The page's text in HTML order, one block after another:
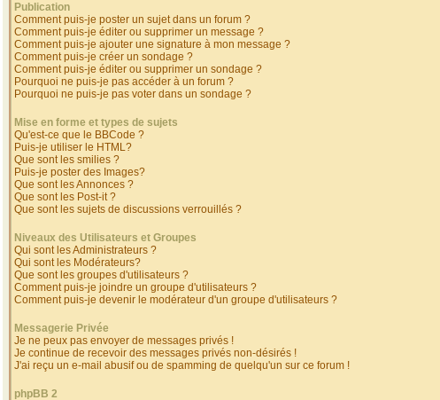
Publication
Comment puis-je poster un sujet dans un forum ?
Comment puis-je éditer ou supprimer un message ?
Comment puis-je ajouter une signature à mon message ?
Comment puis-je créer un sondage ?
Comment puis-je éditer ou supprimer un sondage ?
Pourquoi ne puis-je pas accéder à un forum ?
Pourquoi ne puis-je pas voter dans un sondage ?
Mise en forme et types de sujets
Qu'est-ce que le BBCode ?
Puis-je utiliser le HTML?
Que sont les smilies ?
Puis-je poster des Images?
Que sont les Annonces ?
Que sont les Post-it ?
Que sont les sujets de discussions verrouillés ?
Niveaux des Utilisateurs et Groupes
Qui sont les Administrateurs ?
Qui sont les Modérateurs?
Que sont les groupes d'utilisateurs ?
Comment puis-je joindre un groupe d'utilisateurs ?
Comment puis-je devenir le modérateur d'un groupe d'utilisateurs ?
Messagerie Privée
Je ne peux pas envoyer de messages privés !
Je continue de recevoir des messages privés non-désirés !
J'ai reçu un e-mail abusif ou de spamming de quelqu'un sur ce forum !
phpBB 2